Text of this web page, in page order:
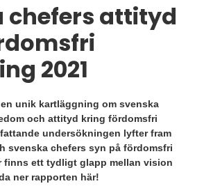
chefers attityd
2021
unik kartläggning om svenska
och attityd kring fördomsfri
undersökningen lyfter fram
svenska chefers syn på fördomsfri
finns ett tydligt glapp mellan vision
ner rapporten här!